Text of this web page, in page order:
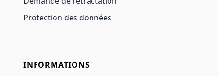
Protection des données
INFORMATIONS